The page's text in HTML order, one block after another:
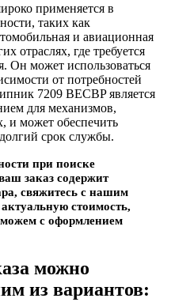
применяется в
таких как
и авиационная
отраслях, где требуется
Он может использоваться
от потребностей
7209 BECBP является
для механизмов,
и может обеспечить
срок службы.
при поиске
заказ содержит
свяжитесь с нашим
стоимость,
с оформлением
можно
из вариантов: